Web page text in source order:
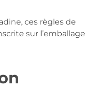
ces règles de
sur l’emballage